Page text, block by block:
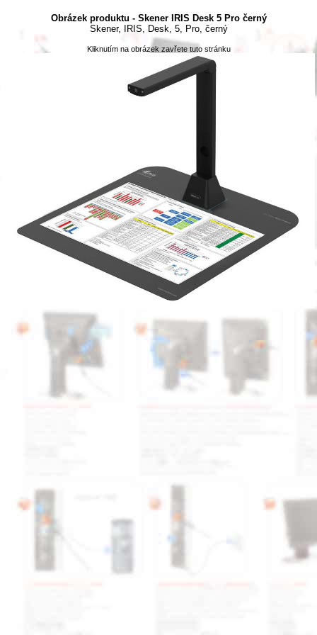
Obrázek produktu - Skener IRIS Desk 5 Pro černý
Skener, IRIS, Desk, 5, Pro, černý
Kliknutím na obrázek zavřete tuto stránku